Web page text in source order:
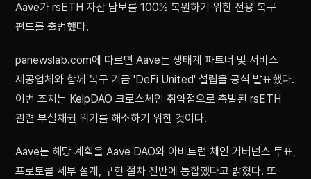
Aave가 rsETH 자산 담보를 100% 복원하기 위한 전용 복구
펀드를 출범했다.
panewslab.com에 따르면 Aave는 생태계 파트너 및 서비스
제공업체와 함께 복구 기금 'DeFi United' 설립을 공식 발표했다.
이번 조치는 KelpDAO 크로스체인 취약점으로 촉발된 rsETH
관련 부실채권 위기를 해소하기 위한 것이다.
Aave는 해당 계획을 Aave DAO와 아비트럼 체인 거버넌스 투표,
프로토콜 세부 설계, 구현 절차 전반에 통합했다고 밝혔다. 또